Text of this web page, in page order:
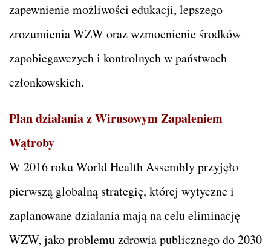
zapewnienie możliwości edukacji, lepszego
zrozumienia WZW oraz wzmocnienie środków
zapobiegawczych i kontrolnych w państwach
członkowskich.
Plan działania z Wirusowym Zapaleniem
Wątroby
W 2016 roku World Health Assembly przyjęło
pierwszą globalną strategię, której wytyczne i
zaplanowane działania mają na celu eliminację
WZW, jako problemu zdrowia publicznego do 2030